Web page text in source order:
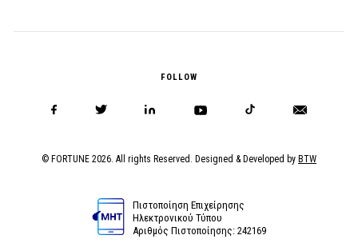
FOLLOW
© FORTUNE 2026. All rights Reserved. Designed & Developed by BTW
Πιστοποίηση Επιχείρησης
Ηλεκτρονικού Τύπου
Αριθμός Πιστοποίησης: 242169